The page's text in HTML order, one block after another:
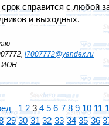
срок справится с любой
и выходных.
i7007772@yandex.ru
1 234 5 6 7 8 9 10 11
29 30 31 32 33 34 35 36